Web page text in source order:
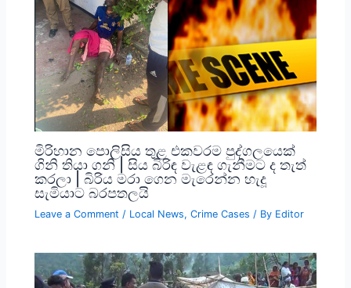
මිරිහාන පොලිසිය තුළ එකවරම පුද්ගලයෙක්
ගිනි තියා ගනි | සිය බිරිඳ වැළඳ ගැනීමට ද තැත්
කරලා | බිරිය මරා ගෙන මැරෙන්න හැදූ
සැමියාට බරපතලයි
Leave a Comment / Local News,Crime Cases / By Editor